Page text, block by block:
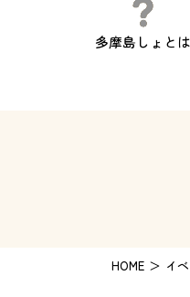
多摩島しょとは
HOME イ